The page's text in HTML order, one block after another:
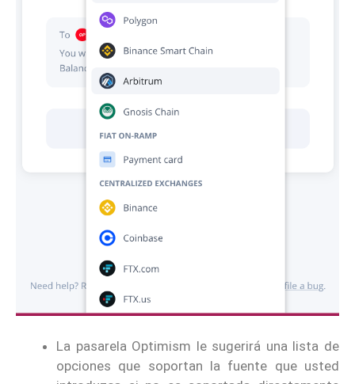
La pasarela Optimism le sugerirá una lista de
opciones que soportan la fuente que usted